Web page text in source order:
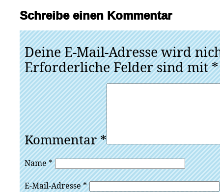
Schreibe einen Kommentar
Deine E-Mail-Adresse wird
Erforderliche Felder sind mit*
Kommentar*
Name*
E-Mail-Adresse*